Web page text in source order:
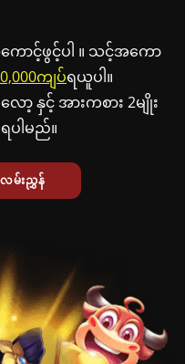
ာင့်ဖွင့်ပါ ။ သင့်အကော
ကျပ်ရယူပါ။
ာ့ နှင့် အားကစား 2မျိုး
ပါမည်။
မ်းညွှန်